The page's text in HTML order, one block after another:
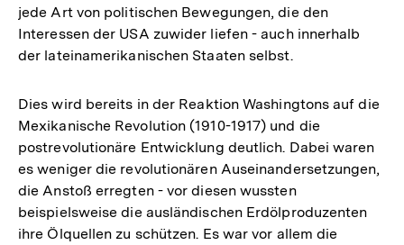
jede Art von politischen Bewegungen, die den
Interessen der USA zuwider liefen - auch innerhalb
der lateinamerikanischen Staaten selbst.
Dies wird bereits in der Reaktion Washingtons auf die
Mexikanische Revolution (1910-1917) und die
postrevolutionäre Entwicklung deutlich. Dabei waren
es weniger die revolutionären Auseinandersetzungen,
die Anstoß erregten - vor diesen wussten
beispielsweise die ausländischen Erdölproduzenten
ihre Ölquellen zu schützen. Es war vor allem die